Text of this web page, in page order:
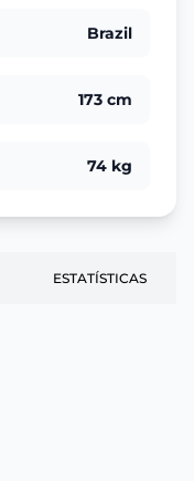
Brazil
173 cm
74 kg
ESTATÍSTICAS